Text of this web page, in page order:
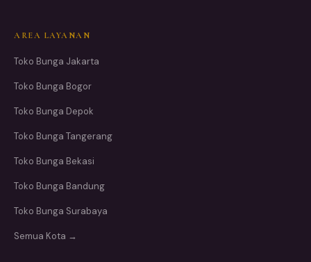
AREA LAYANAN
Toko Bunga Jakarta
Toko Bunga Bogor
Toko Bunga Depok
Toko Bunga Tangerang
Toko Bunga Bekasi
Toko Bunga Bandung
Toko Bunga Surabaya
Semua Kota →